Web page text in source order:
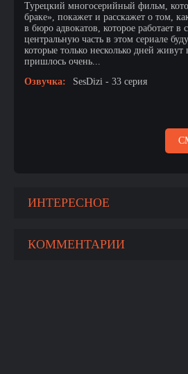
Турецкий многосерийный фильм,
браке», покажет и расскажет о том,
в бюро адвокатов, которое работает в
центральную часть в этом сериале
которые только несколько дней
пришлось очень...
Озвучка:
SesDizi - 33 серия
ИНТЕРЕСНОЕ
КОММЕНТАРИИ